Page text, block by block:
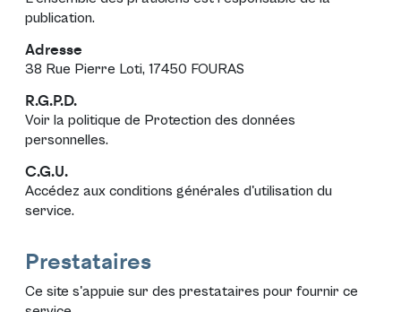
publication.
Adresse
38 Rue Pierre Loti, 17450 FOURAS
R.G.P.D.
Voir la politique de Protection des données
personnelles.
C.G.U.
Accédez aux conditions générales d'utilisation du
service.
Prestataires
Ce site s'appuie sur des prestataires pour fournir ce